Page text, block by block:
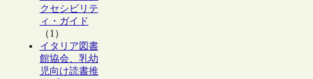
クセシビリテ
ィ・ガイド
（1）
イタリア図書
館協会、乳幼
児向け読書推